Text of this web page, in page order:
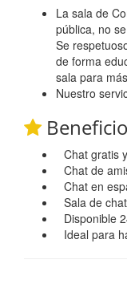
La sala de
pública, no
Se
de forma
sala para
Nuestro
Chat gratis
Chat de
Chat en
Sala de
Disponible
Ideal para